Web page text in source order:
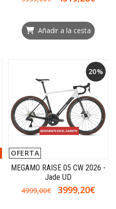
Añadir a la cesta
20%
OFERTA
MEGAMO RAISE 05 CW 2026 -
Jade UD
4999,00€
3999,20€